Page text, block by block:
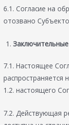
6.1. Согласие на
отозвано
7.1. Настоящее
распространяется
1.2. настоящего
7.2. Действующая